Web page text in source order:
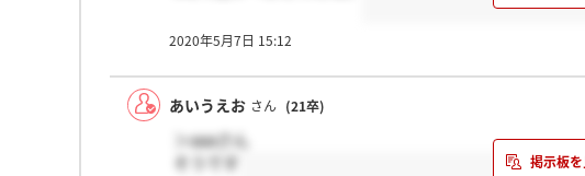
2020年5月7日 15:12
あいうえお さん (21卒)
＞aaaさん
そうです